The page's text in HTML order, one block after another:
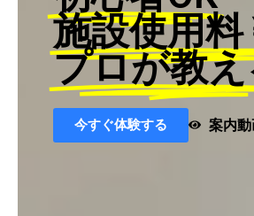
施設使用料
プロが教
今すぐ体験する 案内